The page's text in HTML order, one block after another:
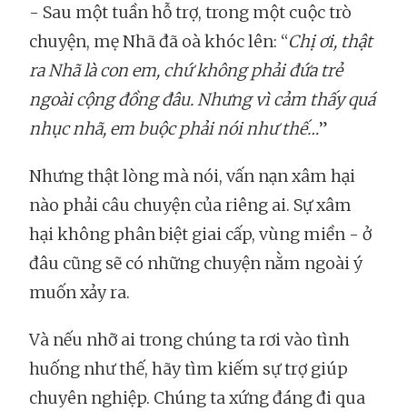
- Sau một tuần hỗ trợ, trong một cuộc trò
chuyện, mẹ Nhã đã oà khóc lên: “Chị ơi, thật
ra Nhã là con em, chứ không phải đứa trẻ
ngoài cộng đồng đâu. Nhưng vì cảm thấy quá
nhục nhã, em buộc phải nói như thế…”
Nhưng thật lòng mà nói, vấn nạn xâm hại
nào phải câu chuyện của riêng ai. Sự xâm
hại không phân biệt giai cấp, vùng miền - ở
đâu cũng sẽ có những chuyện nằm ngoài ý
muốn xảy ra.
Và nếu nhỡ ai trong chúng ta rơi vào tình
huống như thế, hãy tìm kiếm sự trợ giúp
chuyên nghiệp. Chúng ta xứng đáng đi qua